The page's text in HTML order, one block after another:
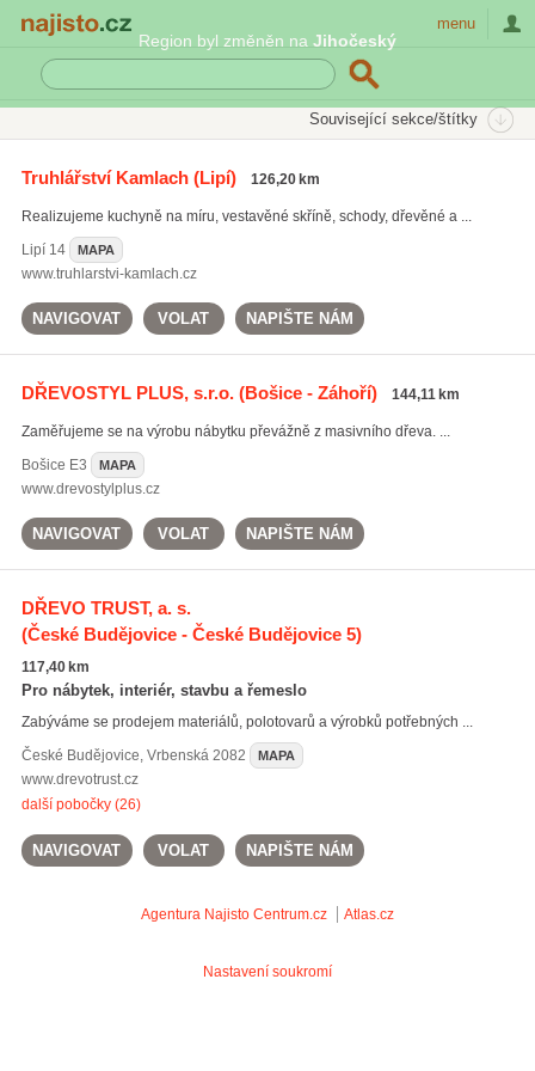
Region byl změněn na Jihočeský
menu
Související sekce/štítky
nábytek z masivu(1045)
zakázková výroba nábytku
Truhlářství Kamlach(Lipí) 126,20 km
Realizujeme kuchyně na míru, vestavěné skříně, schody, dřevěné a ...
Lipí14 MAPA
www.truhlarstvi-kamlach.cz
NAVIGOVAT VOLAT NAPIŠTE NÁM
DŘEVOSTYL PLUS, s.r.o.(Bošice - Záhoří) 144,11 km
Zaměřujeme se na výrobu nábytku převážně z masivního dřeva. ...
Bošice E3 MAPA
www.drevostylplus.cz
NAVIGOVAT VOLAT NAPIŠTE NÁM
DŘEVO TRUST, a. s.
(České Budějovice - České Budějovice 5)
117,40 km
Pro nábytek, interiér, stavbu a řemeslo
Zabýváme se prodejem materiálů, polotovarů a výrobků potřebných ...
České Budějovice, Vrbenská 2082 MAPA
www.drevotrust.cz
další pobočky (26)
NAVIGOVAT VOLAT NAPIŠTE NÁM
Agentura Najisto Centrum.cz Atlas.cz
Nastavení soukromí